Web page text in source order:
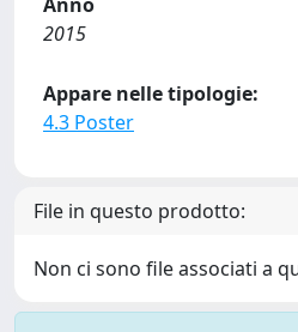
2015
Appare nelle tipologie:
4.3 Poster
File in questo prodotto:
Non ci sono file associati a